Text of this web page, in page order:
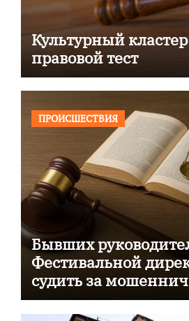
Культурный
правовой тест
ПРОИСШЕСТВИЯ
Бывших
Фестивальной
судить за